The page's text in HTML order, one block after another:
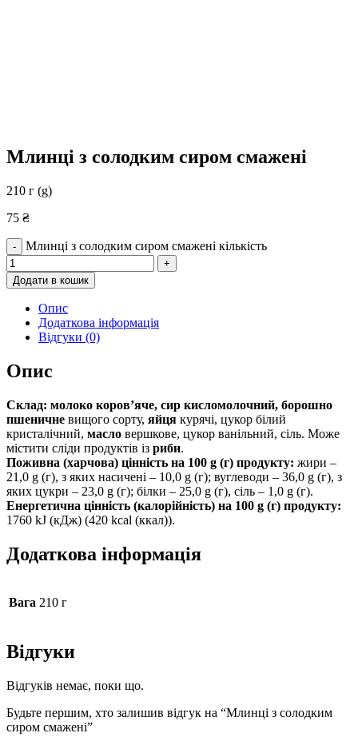
Млинці з солодким сиром смажені
210 г (g)
75 ₴
- Млинці з солодким сиром смажені кількість
+
Додати в кошик
Опис
Додаткова інформація
Відгуки (0)
Опис
Склад: молоко коров’яче, сир кисломолочний, борошно
пшеничне вищого сорту, яйця курячі, цукор білий
кристалічний, масло вершкове, цукор ванільний, сіль. Може
містити сліди продуктів із риби.
Поживна (харчова) цінність на 100 g (г) продукту: жири –
21,0 g (г), з яких насичені – 10,0 g (г); вуглеводи – 36,0 g (г), з
яких цукри – 23,0 g (г); білки – 25,0 g (г), сіль – 1,0 g (г).
Енергетична цінність (калорійність) на 100 g (г) продукту:
1760 kJ (кДж) (420 kcal (ккал)).
Додаткова інформація
Вага 210 г
Відгуки
Відгуків немає, поки що.
Будьте першим, хто залишив відгук на “Млинці з солодким
сиром смажені”